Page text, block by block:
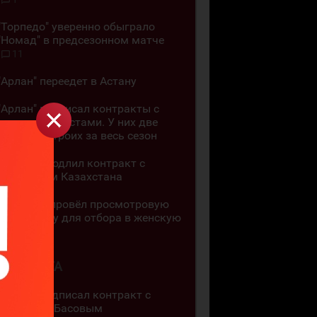
уверенно обыграло
в предсезонном матче
11
переедет в Астану
подписал контракты с
хоккеистами. У них две
шайбы на троих за весь сезон
"Арлан" продлил контракт с
чемпионом Казахстана
"Алматы" провёл просмотровую
тренировку для отбора в женскую
4 АВГУСТА
"Арлан" подписал контракт с
Кириллом Басовым